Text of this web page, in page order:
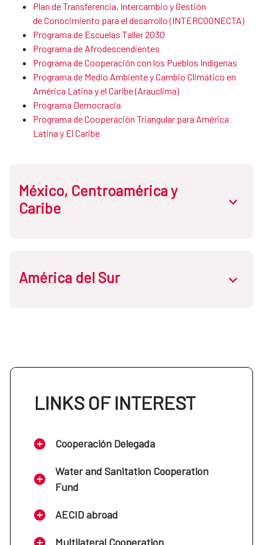
Plan de Transferencia, Intercambio y Gestión
de Conocimie​nto para el desarrollo (INTERCOONECTA)
Programa de Escuelas Taller 2030
Programa de Afrodescendientes ​​​​​​​
Programa de Cooperación con los Pueblos Indígenas
Programa de ​​​Medio Ambiente y Cambio Climático en
América Latina y el Caribe (Arauclima)
Programa Democracia
Programa de Cooperación Triangular para América
Latina y El Caribe
México, Centroamérica y
Caribe
Costa Rica
Guatemala
Haití
Honduras
México
América del Sur
Colombia
LINKS OF INTEREST
Cooperación Delegada
Water and Sanitation Cooperation
Fund
AECID abroad
Multilateral Cooperation